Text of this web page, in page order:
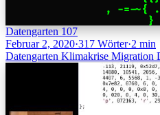
Datengarten 107
Februar 2, 2020·317 Wörter·2 min
Datengarten Klimakrise Migration